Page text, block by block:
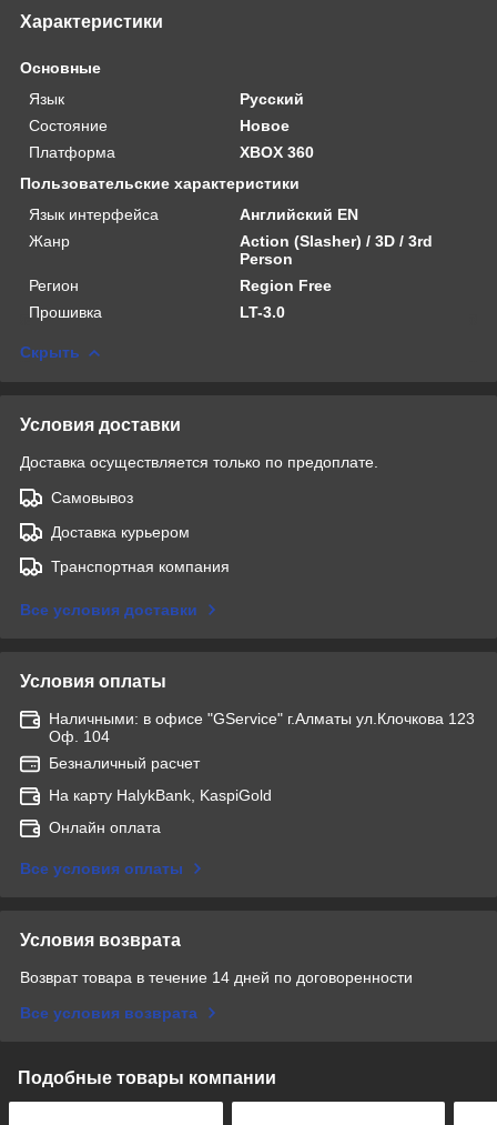
Характеристики
Основные
Язык
Русский
Состояние
Новое
Платформа
XBOX 360
Пользовательские характеристики
Язык интерфейса
Английский EN
Жанр
Action (Slasher) / 3D / 3rd
Person
Регион
Region Free
Прошивка
LT-3.0
Скрыть
Условия доставки
Доставка осуществляется только по предоплате.
Самовывоз
Доставка курьером
Транспортная компания
Все условия доставки
Условия оплаты
Наличными: в офисе "GService" г.Алматы ул.Клочкова 123
Оф. 104
Безналичный расчет
На карту HalykBank, KaspiGold
Онлайн оплата
Все условия оплаты
Условия возврата
Возврат товара в течение 14 дней по договоренности
Все условия возврата
Подобные товары компании